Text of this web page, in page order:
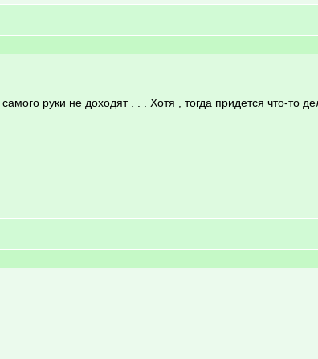
руки не доходят . . . Хотя , тогда придется что-то